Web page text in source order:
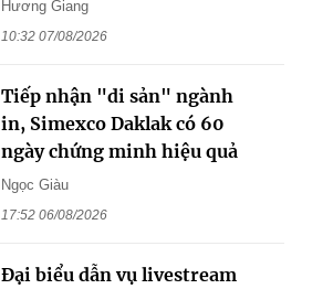
Hương Giang
10:32 07/08/2026
Tiếp nhận "di sản" ngành
in, Simexco Daklak có 60
ngày chứng minh hiệu quả
Ngọc Giàu
17:52 06/08/2026
Đại biểu dẫn vụ livestream